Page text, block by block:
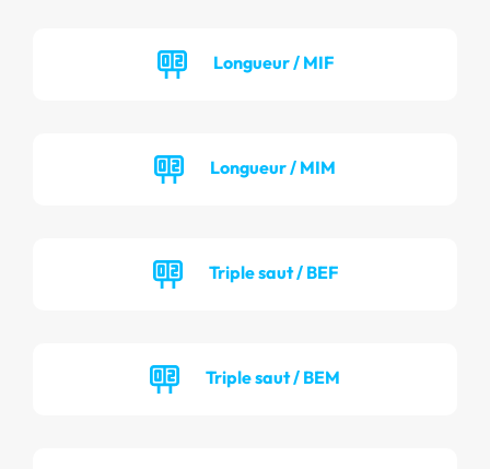
Longueur / MIF
Longueur / MIM
Triple saut / BEF
Triple saut / BEM